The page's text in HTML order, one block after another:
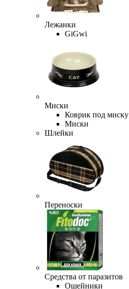
Лежанки
GiGwi
Миски
Коврик под миску
Миски
Шлейки
Переноски
Средства от паразитов
Ошейники